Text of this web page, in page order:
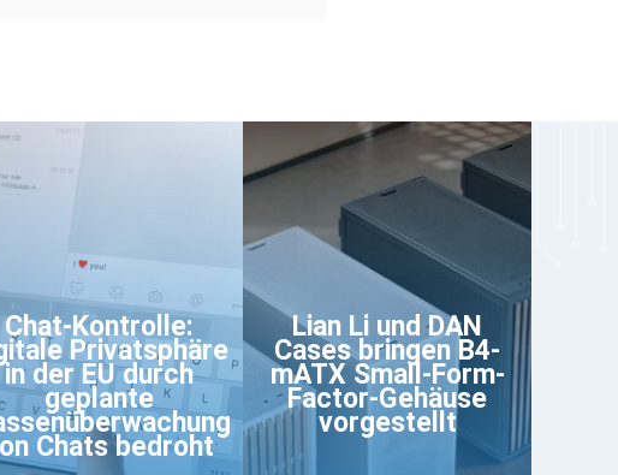
Chat-Kontrolle:
Privatsphäre
in der EU durch
geplante
Chats bedroht
Lian Li und DAN
Cases bringen B4-
mATX Small-Form-
Factor-Gehäuse
vorgestellt